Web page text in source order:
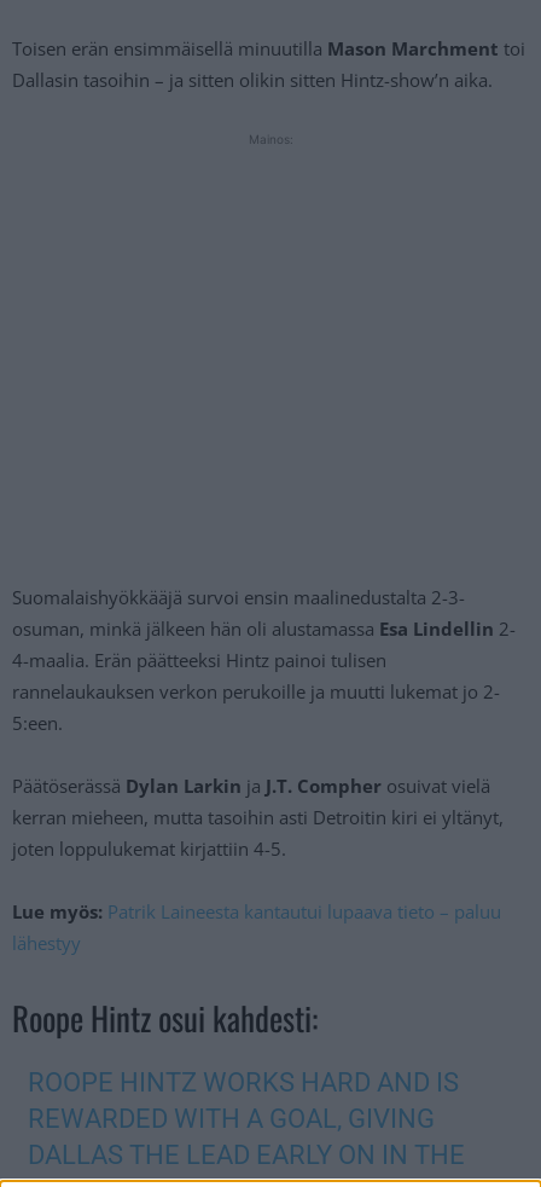
Toisen erän ensimmäisellä minuutilla Mason Marchment toi
Dallasin tasoihin – ja sitten olikin sitten Hintz-show’n aika.
Mainos:
Suomalaishyökkääjä survoi ensin maalinedustalta 2-3-
osuman, minkä jälkeen hän oli alustamassa Esa Lindellin 2-
4-maalia. Erän päätteeksi Hintz painoi tulisen
rannelaukauksen verkon perukoille ja muutti lukemat jo 2-
5:een.
Päätöserässä Dylan Larkin ja J.T. Compher osuivat vielä
kerran mieheen, mutta tasoihin asti Detroitin kiri ei yltänyt,
joten loppulukemat kirjattiin 4-5.
Lue myös: Patrik Laineesta kantautui lupaava tieto – paluu
lähestyy
Roope Hintz osui kahdesti:
ROOPE HINTZ WORKS HARD AND IS
REWARDED WITH A GOAL, GIVING
DALLAS THE LEAD EARLY ON IN THE